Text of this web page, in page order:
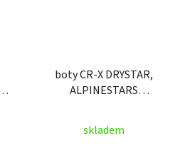
boty CR-X DRYSTAR,
ALPINESTARS
skladem